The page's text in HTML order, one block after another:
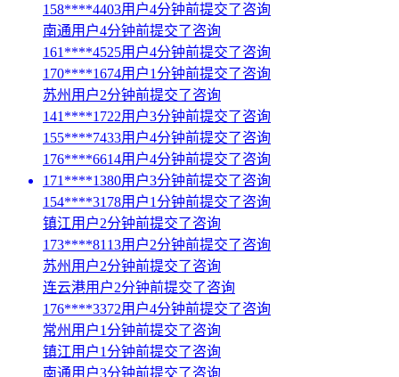
158****4403用户4分钟前提交了咨询
南通用户4分钟前提交了咨询
161****4525用户4分钟前提交了咨询
170****1674用户1分钟前提交了咨询
苏州用户2分钟前提交了咨询
141****1722用户3分钟前提交了咨询
155****7433用户4分钟前提交了咨询
176****6614用户4分钟前提交了咨询
171****1380用户3分钟前提交了咨询
154****3178用户1分钟前提交了咨询
镇江用户2分钟前提交了咨询
173****8113用户2分钟前提交了咨询
苏州用户2分钟前提交了咨询
连云港用户2分钟前提交了咨询
176****3372用户4分钟前提交了咨询
常州用户1分钟前提交了咨询
镇江用户1分钟前提交了咨询
南通用户3分钟前提交了咨询